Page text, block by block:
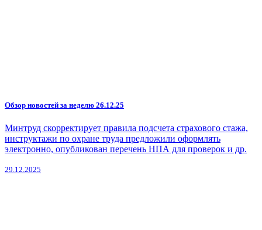
Обзор новостей за неделю 26.12.25
Минтруд скорректирует правила подсчета страхового стажа,
инструктажи по охране труда предложили оформлять
электронно, опубликован перечень НПА для проверок и др.
29.12.2025